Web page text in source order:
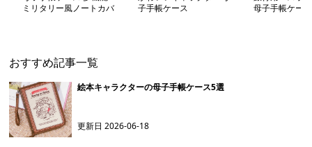
ミリタリー風ノートカバ
子手帳ケース
母子手帳ケース
おすすめ記事一覧
絵本キャラクターの母子手帳ケース5選
更新日2026-06-18